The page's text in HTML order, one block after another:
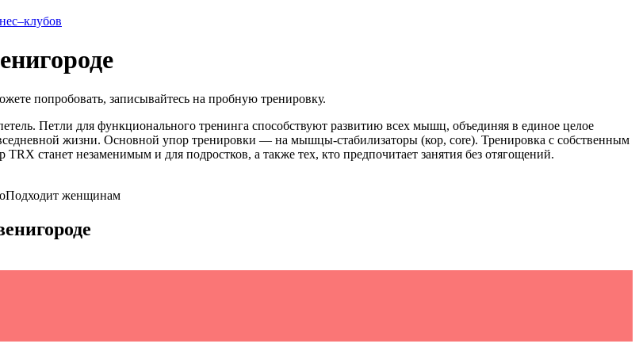
попробовать, записывайтесь на пробную тренировку.
Петли для функционального тренинга способствуют развитию всех мышц, объединяя в единое целое
жизни. Основной упор тренировки — на мышцы-стабилизаторы (кор, core). Тренировка с собственным
станет незаменимым и для подростков, а также тех, кто предпочитает занятия без отягощений.
Подходит женщинам